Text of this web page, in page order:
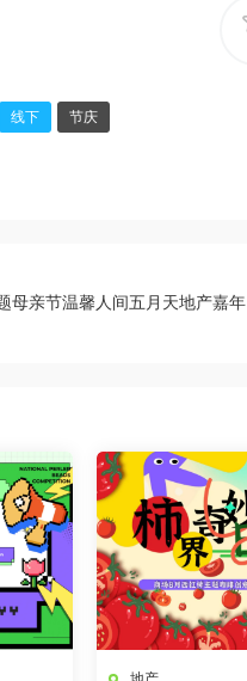
线下 节庆
母亲节温馨人间五月天地产嘉年